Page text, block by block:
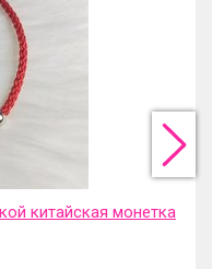
китайская монетка